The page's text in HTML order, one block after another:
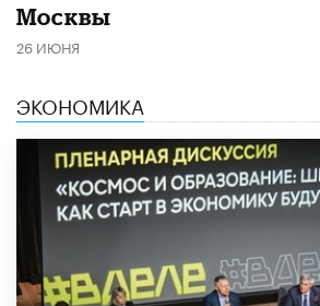
Москвы
26 ИЮНЯ
ЭКОНОМИКА